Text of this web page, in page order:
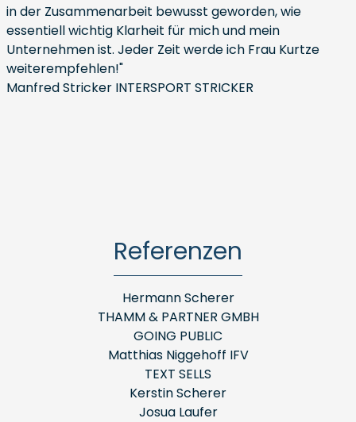
in der Zusammenarbeit bewusst geworden, wie
essentiell wichtig Klarheit für mich und mein
Unternehmen ist. Jeder Zeit werde ich Frau Kurtze
weiterempfehlen!"
Manfred Stricker INTERSPORT STRICKER
Referenzen
Hermann Scherer
THAMM & PARTNER GMBH
GOING PUBLIC
Matthias Niggehoff IFV
TEXT SELLS
Kerstin Scherer
Josua Laufer